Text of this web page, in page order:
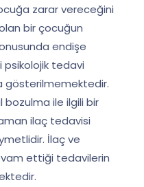
zarar vereceğini
bir çocuğun
endişe
psikolojik tedavi
gösterilmemektedir.
bozulma ile ilgili bir
ilaç tedavisi
İlaç ve
ettiği tedavilerin